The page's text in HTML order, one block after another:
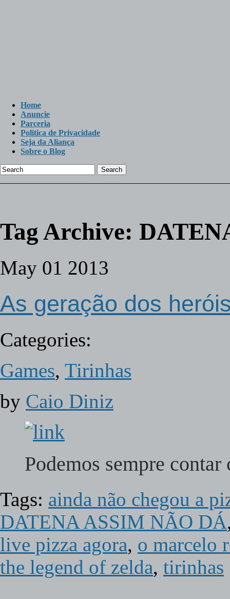
Home
Anuncie
Parceria
Politica de Privacidade
Seja da Aliança
Sobre o Blog
Search
Tag Archive:
May 01 2013
As geração dos
Categories:
Games, Tirinhas
by Caio Diniz
Podemos sempre
Tags: ainda não chegou a
DATENA ASSIM NÃO DÁ
live pizza agora, o marcelo
the legend of zelda, tirinhas